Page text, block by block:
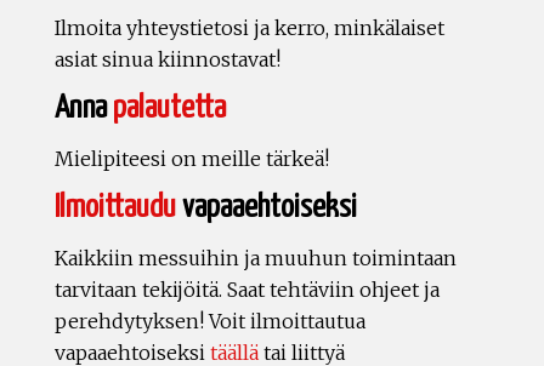
Ilmoita yhteystietosi ja kerro, minkälaiset
asiat sinua kiinnostavat!
Annapalautetta
Mielipiteesi on meille tärkeä!
Ilmoittauduvapaaehtoiseksi
Kaikkiin messuihin ja muuhun toimintaan
tarvitaan tekijöitä. Saat tehtäviin ohjeet ja
perehdytyksen! Voit ilmoittautua
vapaaehtoiseksi täällä tai liittyä